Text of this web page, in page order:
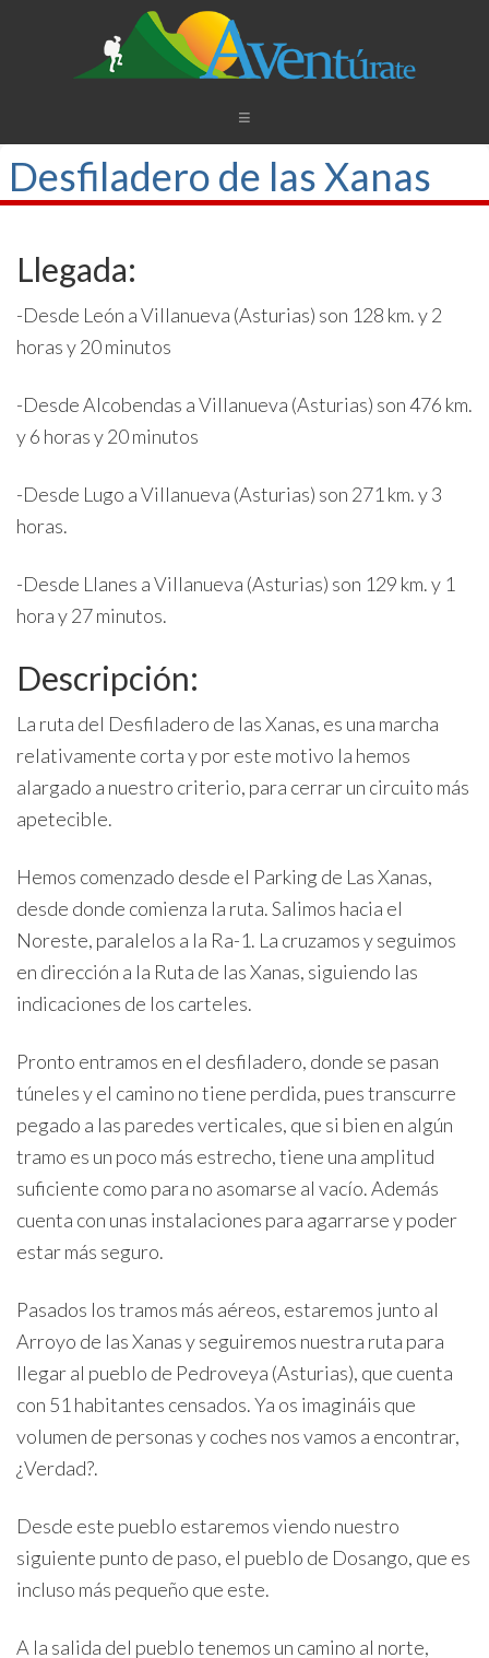
Desfiladero de las Xanas
Llegada:
-Desde León a Villanueva (Asturias) son 128 km. y 2
horas y 20 minutos
-Desde Alcobendas a Villanueva (Asturias) son 476 km.
y 6 horas y 20 minutos
-Desde Lugo a Villanueva (Asturias) son 271 km. y 3
horas.
-Desde Llanes a Villanueva (Asturias) son 129 km. y 1
hora y 27 minutos.
Descripción:
La ruta del Desfiladero de las Xanas, es una marcha
relativamente corta y por este motivo la hemos
alargado a nuestro criterio, para cerrar un circuito más
apetecible.
Hemos comenzado desde el Parking de Las Xanas,
desde donde comienza la ruta. Salimos hacia el
Noreste, paralelos a la Ra-1. La cruzamos y seguimos
en dirección a la Ruta de las Xanas, siguiendo las
indicaciones de los carteles.
Pronto entramos en el desfiladero, donde se pasan
túneles y el camino no tiene perdida, pues transcurre
pegado a las paredes verticales, que si bien en algún
tramo es un poco más estrecho, tiene una amplitud
suficiente como para no asomarse al vacío. Además
cuenta con unas instalaciones para agarrarse y poder
estar más seguro.
Pasados los tramos más aéreos, estaremos junto al
Arroyo de las Xanas y seguiremos nuestra ruta para
llegar al pueblo de Pedroveya (Asturias), que cuenta
con 51 habitantes censados. Ya os imagináis que
volumen de personas y coches nos vamos a encontrar,
¿Verdad?.
Desde este pueblo estaremos viendo nuestro
siguiente punto de paso, el pueblo de Dosango, que es
incluso más pequeño que este.
A la salida del pueblo tenemos un camino al norte,